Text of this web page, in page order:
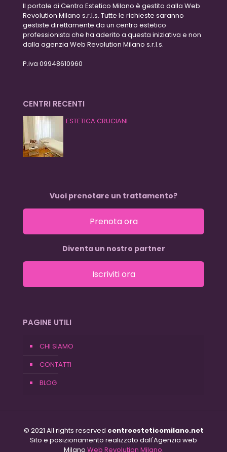
Il portale di Centro Estetico Milano è gestito dalla Web
Revolution Milano s.r.l.s. Tutte le richieste saranno
gestiste direttamente da un centro estetico
professionista che ha aderito a questa iniziativa e non
dalla agenzia Web Revolution Milano s.r.l.s.
P.iva 09948610960
CENTRI RECENTI
ESTETICA CRUCIANI
Vuoi prenotare un trattamento?
Prenota ora
Diventa un nostro partner
Iscriviti ora
PAGINE UTILI
CHI SIAMO
CONTATTI
BLOG
© 2021 All rights reserved centroesteticomilano.net
Sito e posizionamento realizzato dall'Agenzia web
Milano Web Revolution Milano.